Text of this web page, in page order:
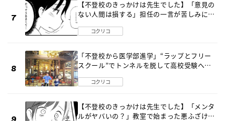
【不登校のきっかけは先生でした】「意見の
ない人間は損する」担任の一言が苦しみに…
コクリコ
「不登校から医学部進学」“ラップとフリー
スクール”でトンネルを脱して高校受験へ
コクリコ
【不登校のきっかけは先生でした】「メンタ
ルがヤバいの？」教室で始まった悪ふざけ